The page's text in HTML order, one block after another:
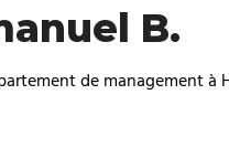
B.
de management à